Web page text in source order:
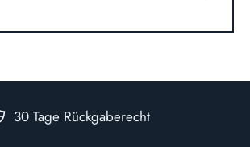
30 Tage Rückgaberecht